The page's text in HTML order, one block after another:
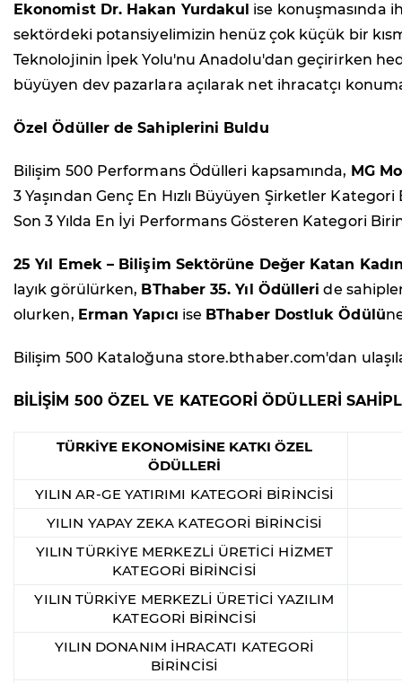
Ekonomist Dr. Hakan Yurdakul ise konuşmasında
sektördeki potansiyelimizin henüz çok küçük bir
Teknolojinin İpek Yolu'nu Anadolu'dan geçirirken
büyüyen dev pazarlara açılarak net ihracatçı
Özel Ödüller de Sahiplerini Buldu
Bilişim 500 Performans Ödülleri kapsamında, MG
3 Yaşından Genç En Hızlı Büyüyen Şirketler
Son 3 Yılda En İyi Performans Gösteren Kategori
25 Yıl Emek – Bilişim Sektörüne Değer Katan
layık görülürken, BThaber 35. Yıl Ödülleri de
olurken, Erman Yapıcı ise BThaber Dostluk Ödülü
Bilişim 500 Kataloğuna store.bthaber.com'dan
BİLİŞİM 500 ÖZEL VE KATEGORİ ÖDÜLLERİ
TÜRKİYE EKONOMİSİNE KATKI ÖZEL
ÖDÜLLERİ
YILIN AR-GE YATIRIMI KATEGORİ BİRİNCİSİ
YILIN YAPAY ZEKA KATEGORİ BİRİNCİSİ
YILIN TÜRKİYE MERKEZLİ ÜRETİCİ HİZMET
KATEGORİ BİRİNCİSİ
YILIN TÜRKİYE MERKEZLİ ÜRETİCİ YAZILIM
KATEGORİ BİRİNCİSİ
YILIN DONANIM İHRACATI KATEGORİ
BİRİNCİSİ